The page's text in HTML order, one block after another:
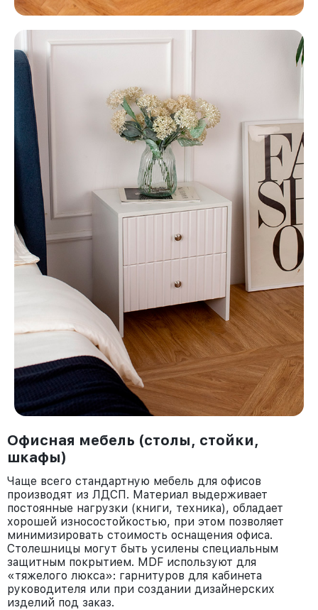
Офисная мебель (столы, стойки,
шкафы)
Чаще всего стандартную мебель для офисов
производят из ЛДСП. Материал выдерживает
постоянные нагрузки (книги, техника), обладает
хорошей износостойкостью, при этом позволяет
минимизировать стоимость оснащения офиса.
Столешницы могут быть усилены специальным
защитным покрытием. MDF используют для
«тяжелого люкса»: гарнитуров для кабинета
руководителя или при создании дизайнерских
изделий под заказ.